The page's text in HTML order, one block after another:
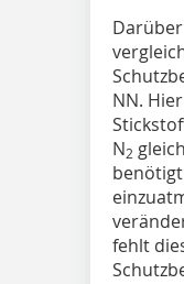
NN.
N2
fehlt